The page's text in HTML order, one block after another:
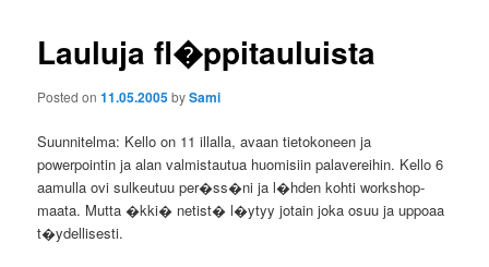
Lauluja fl�ppitauluista
Posted on11.05.2005bySami
Suunnitelma: Kello on 11 illalla, avaan tietokoneen ja
powerpointin ja alan valmistautua huomisiin palavereihin. Kello 6
aamulla ovi sulkeutuu per�ss�ni ja l�hden kohti workshop-
maata. Mutta �kki� netist� l�ytyy jotain joka osuu ja uppoaa
t�ydellisesti.